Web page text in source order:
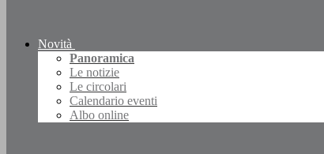
Novità
Panoramica
Le notizie
Le circolari
Calendario eventi
Albo online